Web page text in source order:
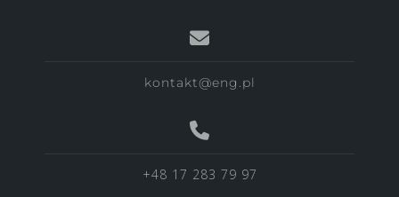
kontakt@eng.pl
+48 17 283 79 97